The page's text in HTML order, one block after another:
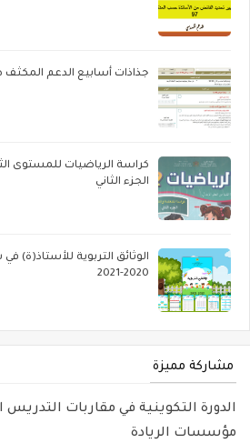
جذاذات أسابيع الدعم
الجزء الثاني
الوثائق التربوية للأستاذ(ة)
2020-2021
مشاركة مميزة
مؤسسات الريادة